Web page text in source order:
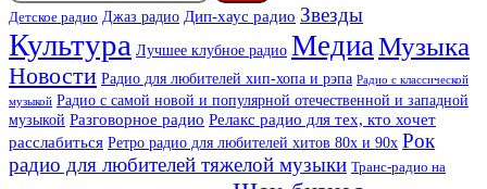
Детское радио Джаз радио Дип-хаус радио Звезды
Культура Лучшее клубное радио МедиаМузыка
Новости Радио для любителей хип-хопа и рэпа Радио с классической
музыкой Радио с самой новой и популярной отечественной и западной
музыкой Разговорное радио Релакс радио для тех, кто хочет
расслабиться Ретро радио для любителей хитов 80х и 90х Рок
радио для любителей тяжелой музыки Транс-радио на